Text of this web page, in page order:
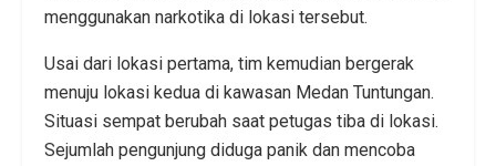
menggunakan narkotika di lokasi tersebut.
Usai dari lokasi pertama, tim kemudian bergerak
menuju lokasi kedua di kawasan Medan Tuntungan.
Situasi sempat berubah saat petugas tiba di lokasi.
Sejumlah pengunjung diduga panik dan mencoba